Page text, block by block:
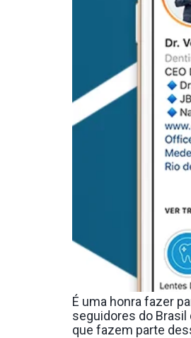
É uma honra fazer
seguidores do
que fazem parte